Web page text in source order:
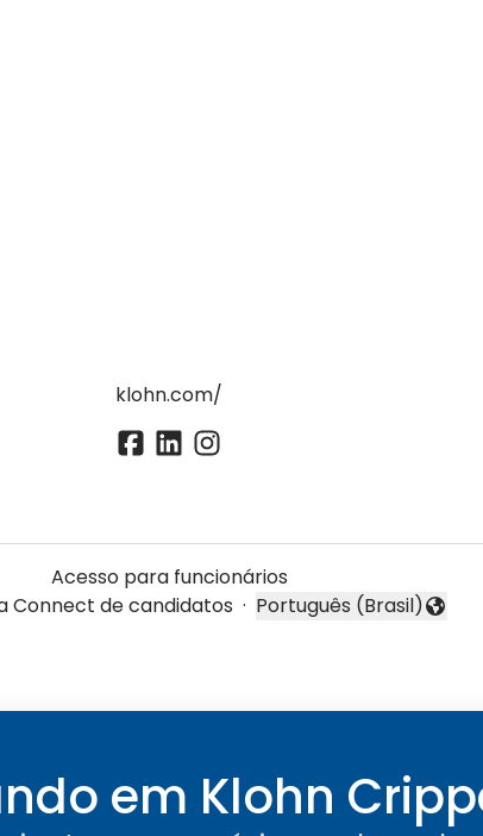
klohn.com/
Acesso para funcionários
Connect de candidatos · Alterar idioma
Português (Brasil)
em Klohn